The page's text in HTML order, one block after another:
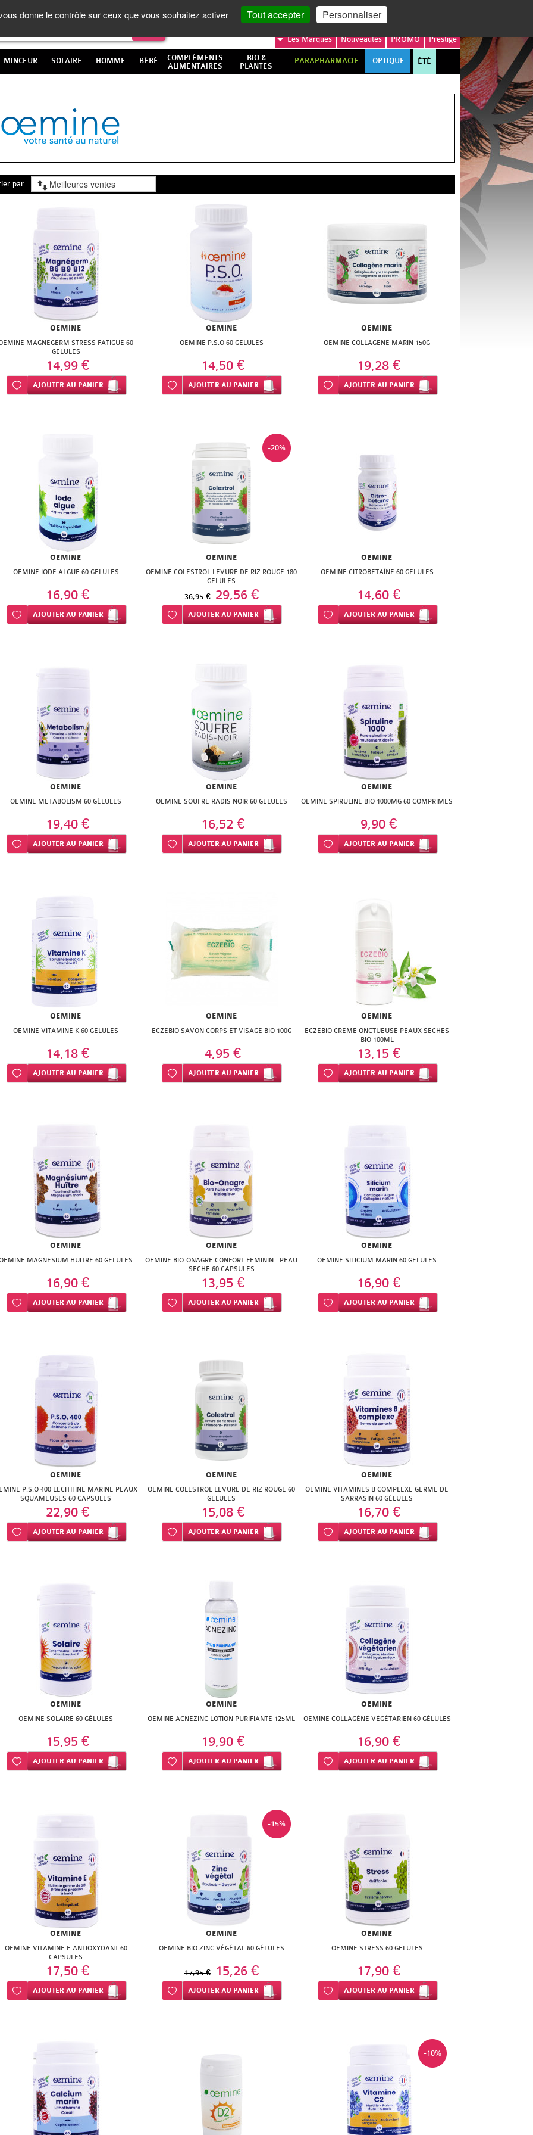
MON COMPTE
LesMarques Nouveautés PROMO Prestige
MINCEUR SOLAIRE HOMME BÉBÉ
COMPLÉMENTS
ALIMENTAIRES
BIO &
PLANTES
PARAPHARMACIE OPTIQUE ÉTÉ
par
OEMINE
MAGNEGERM STRESS FATIGUE 60
GELULES
14,99 €
Ajouter à ma liste d’envie
AJOUTER AU PANIER
OEMINE
OEMINE P.S.O 60 GELULES
14,50 €
Ajouter à ma liste d’envie
AJOUTERAU PANIER
OEMINE
OEMINE COLLAGENE MARIN 150G
19,28 €
Ajouter à ma liste d’envie
AJOUTER AU PANIER
OEMINE
OEMINE IODE ALGUE 60 GELULES
16,90 €
Ajouter à ma liste d’envie
AJOUTER AU PANIER
-20%
OEMINE
OEMINE COLESTROL LEVURE DE RIZ ROUGE 180
GELULES
36,95 € 29,56 €
Ajouter à ma liste d’envie
AJOUTERAU PANIER
OEMINE
OEMINE CITROBETAÏNE 60 GELULES
14,60 €
Ajouter à ma liste d’envie
AJOUTER AU PANIER
OEMINE
OEMINE METABOLISM 60 GÉLULES
19,40 €
Ajouter à ma liste d’envie
AJOUTER AU PANIER
OEMINE
OEMINE SOUFRE RADIS NOIR 60 GELULES
16,52 €
Ajouter à ma liste d’envie
AJOUTERAU PANIER
OEMINE
OEMINE SPIRULINE BIO 1000MG 60 COMPRIMES
9,90 €
Ajouter à ma liste d’envie
AJOUTER AU PANIER
OEMINE
OEMINE VITAMINE K 60 GELULES
14,18 €
Ajouter à ma liste d’envie
AJOUTER AU PANIER
OEMINE
ECZEBIO SAVON CORPS ET VISAGE BIO 100G
4,95 €
Ajouter à ma liste d’envie
AJOUTERAU PANIER
OEMINE
ECZEBIO CREME ONCTUEUSE PEAUX SECHES
BIO 100ML
13,15 €
Ajouter à ma liste d’envie
AJOUTER AU PANIER
OEMINE
MAGNESIUM HUITRE 60 GELULES
16,90 €
Ajouter à ma liste d’envie
AJOUTER AU PANIER
OEMINE
OEMINE BIO-ONAGRE CONFORT FEMININ - PEAU
SECHE 60 CAPSULES
13,95 €
Ajouter à ma liste d’envie
AJOUTERAU PANIER
OEMINE
OEMINE SILICIUM MARIN 60 GELULES
16,90 €
Ajouter à ma liste d’envie
AJOUTER AU PANIER
OEMINE
P.S.O 400 LECITHINE MARINE PEAUX
SQUAMEUSES 60 CAPSULES
22,90 €
Ajouter à ma liste d’envie
AJOUTER AU PANIER
OEMINE
OEMINE COLESTROL LEVURE DE RIZ ROUGE 60
GELULES
15,08 €
Ajouter à ma liste d’envie
AJOUTERAU PANIER
OEMINE
OEMINE VITAMINES B COMPLEXE GERME DE
SARRASIN 60 GÉLULES
16,70 €
Ajouter à ma liste d’envie
AJOUTER AU PANIER
OEMINE
OEMINE SOLAIRE 60 GÉLULES
15,95 €
Ajouter à ma liste d’envie
AJOUTER AU PANIER
OEMINE
OEMINE ACNEZINC LOTION PURIFIANTE 125ML
19,90 €
Ajouter à ma liste d’envie
AJOUTERAU PANIER
OEMINE
OEMINE COLLAGÈNE VÉGÉTARIEN 60 GÉLULES
16,90 €
Ajouter à ma liste d’envie
AJOUTER AU PANIER
OEMINE
OEMINE VITAMINE E ANTIOXYDANT 60
CAPSULES
17,50 €
Ajouter à ma liste d’envie
AJOUTER AU PANIER
-15%
OEMINE
OEMINE BIO ZINC VÉGÉTAL 60 GÉLULES
17,95 € 15,26 €
Ajouter à ma liste d’envie
AJOUTERAU PANIER
OEMINE
OEMINE STRESS 60 GELULES
17,90 €
Ajouter à ma liste d’envie
AJOUTER AU PANIER
-10%
donne le contrôle sur ceux que vous souhaitez activer Tout accepter Personnaliser